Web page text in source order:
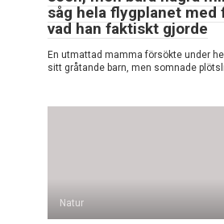
såg hela flygplanet med
vad han faktiskt gjorde
En utmattad mamma försökte under
sitt gråtande barn, men somnade
Natur